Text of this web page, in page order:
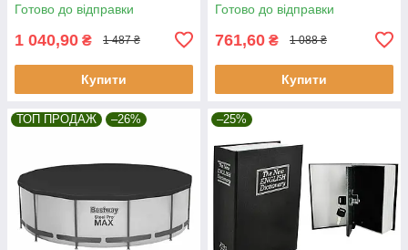
Готово до відправки
1 040,90 ₴ 1 487 ₴
Купити
Готово до відправки
761,60 ₴ 1 088 ₴
Купити
ТОП ПРОДАЖ –26% –25%